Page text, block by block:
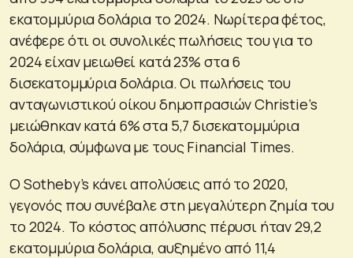
εκατομμύρια δολάρια το 2024. Νωρίτερα φέτος,
ανέφερε ότι οι συνολικές πωλήσεις του για το
2024 είχαν μειωθεί κατά 23% στα 6
δισεκατομμύρια δολάρια. Οι πωλήσεις του
ανταγωνιστικού οίκου δημοπρασιών Christie’s
μειώθηκαν κατά 6% στα 5,7 δισεκατομμύρια
δολάρια, σύμφωνα με τους Financial Times.
Ο Sotheby’s κάνει απολύσεις από το 2020,
γεγονός που συνέβαλε στη μεγαλύτερη ζημία του
το 2024. Το κόστος απόλυσης πέρυσι ήταν 29,2
εκατομμύρια δολάρια, αυξημένο από 11,4